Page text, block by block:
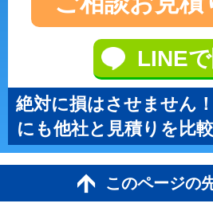
LINEで
絶対に損はさせません
にも他社と見積りを比
このページの